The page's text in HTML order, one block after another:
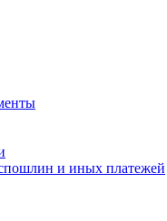
и иных платежей